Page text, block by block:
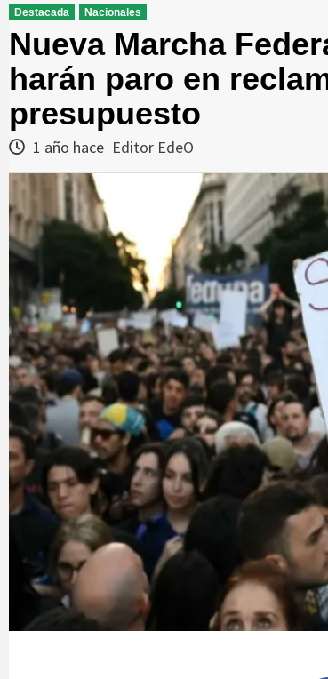
Destacada Nacionales
Nueva Marcha
harán paro en
presupuesto
1 año hace Editor EdeO